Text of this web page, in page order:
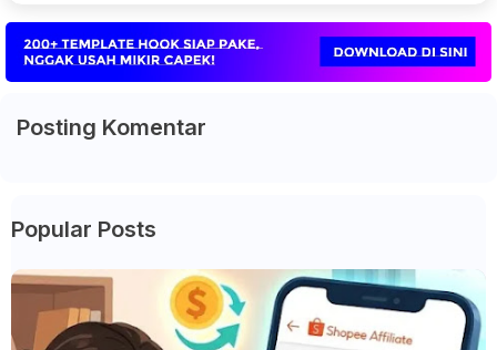
Posting Komentar
Popular Posts